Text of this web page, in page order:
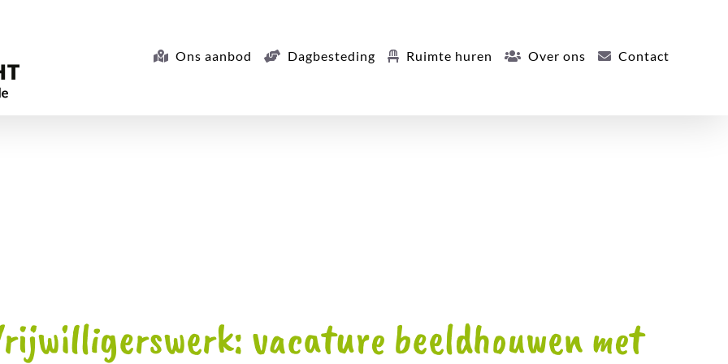
Ons aanbod Dagbesteding Ruimte huren Over ons Contact
vacature beeldhouwen met